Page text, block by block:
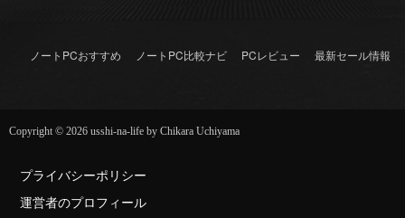
ノートPCおすすめ ノートPC比較ナビ PCレビュー 最新セール情報
Copyright © 2026 usshi-na-life by Chikara Uchiyama
プライバシーポリシー
運営者のプロフィール